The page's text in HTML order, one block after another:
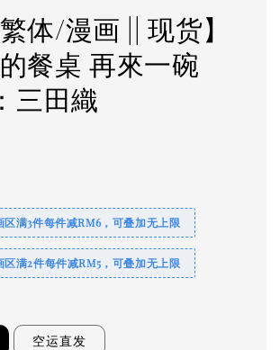
体/漫画 || 现货】
的餐桌 再來一碗
三田織
区满3件每件减RM6，可叠加无上限
区满2件每件减RM5，可叠加无上限
空运直发